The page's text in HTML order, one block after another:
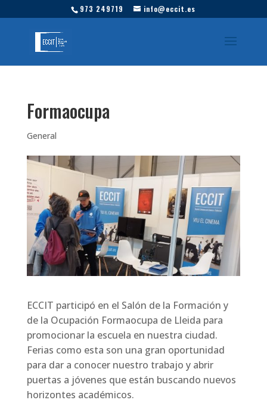
973 249719 info@eccit.es
Formaocupa
General
ECCIT participó en el Salón de la Formación y
de la Ocupación Formaocupa de Lleida para
promocionar la escuela en nuestra ciudad.
Ferias como esta son una gran oportunidad
para dar a conocer nuestro trabajo y abrir
puertas a jóvenes que están buscando nuevos
horizontes académicos.